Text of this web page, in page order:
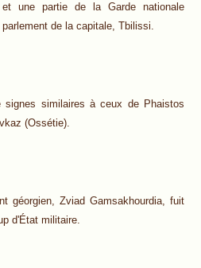
et une partie de la Garde nationale
de la capitale, Tbilissi.
signes similaires à ceux de Phaistos
(Ossétie).
géorgien, Zviad Gamsakhourdia, fuit
d'État militaire.